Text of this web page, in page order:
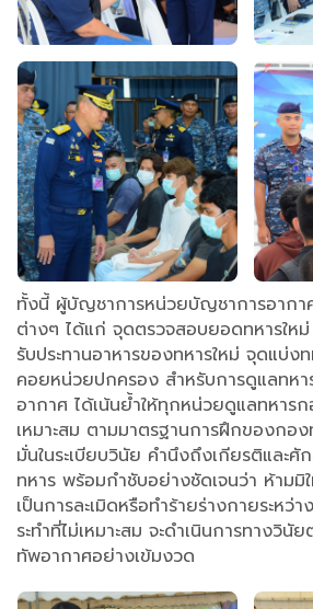
ทั้งนี้ ผู้บัญชาการหน่วยบัญชาการอากา
ต่างๆ ได้แก่ จุดตรวจสอบยอดทหารให
รับประทานอาหารของทหารใหม่ จุดแบ่ง
คอยหน่วยปกครอง สำหรับการดูแลทห
อากาศ ได้เน้นย้ำให้ทุกหน่วยดูแลทหารก
เหมาะสม ตามมาตรฐานการฝึกของกอ
มั่นในระเบียบวินัย คำนึงถึงเกียรติและศั
ทหาร พร้อมกำชับอย่างชัดเจนว่า ห้ามมิ
เป็นการละเมิดหรือทำร้ายร่างกายระห
ระทำที่ไม่เหมาะสม จะดำเนินการทางวินั
ทัพอากาศอย่างเข้มงวด